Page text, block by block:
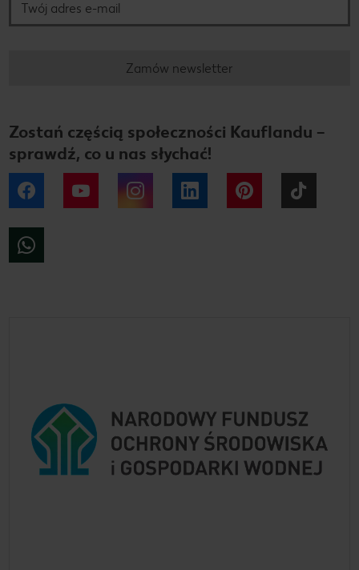
Zamów newsletter
Zostań częścią społeczności Kauflandu –
sprawdź, co u nas słychać!
Facebook YouTube Instagram LinkedIn Pinterest